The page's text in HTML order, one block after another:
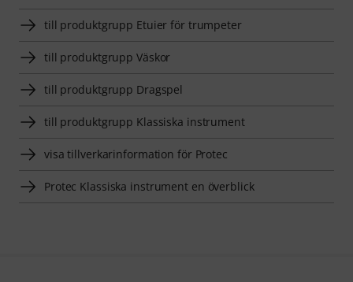
till produktgrupp Etuier för trumpeter
till produktgrupp Väskor
till produktgrupp Dragspel
till produktgrupp Klassiska instrument
visa tillverkarinformation för Protec
Protec Klassiska instrument en överblick